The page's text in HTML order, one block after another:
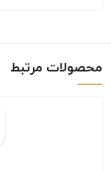
محصولات مرتبط